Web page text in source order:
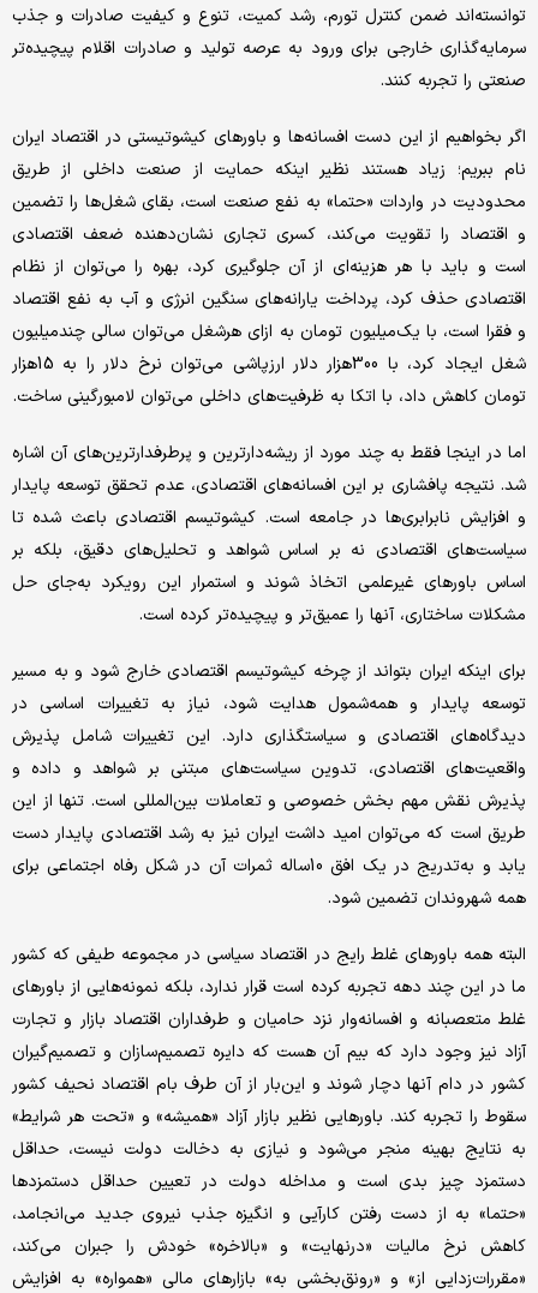
توانسته‌اند ضمن کنترل تورم، رشد کمیت، تنوع و کیفیت صادرات و جذب
سرمایه‌گذاری خارجی برای ورود به عرصه‌ تولید و صادرات اقلام پیچیده‌تر
صنعتی را تجربه کنند.
اگر بخواهیم از این دست افسانه‌ها و باورهای کیشوتیستی در اقتصاد ایران
نام ببریم؛ زیاد هستند نظیر اینکه حمایت‌ از صنعت داخلی از طریق
محدودیت در واردات «حتما» به نفع صنعت است، بقای شغل‌ها را تضمین
و اقتصاد را تقویت می‌کند، کسری تجاری نشان‌دهنده‌ ضعف اقتصادی
است و باید با هر هزینه‌ای از آن جلوگیری کرد، بهره را می‌توان از نظام
اقتصادی حذف کرد، پرداخت یارانه‌های سنگین انرژی و آب به نفع اقتصاد
و فقرا است، با یک‌میلیون تومان به ازای هرشغل می‌توان سالی چند‌میلیون
شغل ایجاد کرد، با 300هزار دلار ارزپاشی می‌توان نرخ دلار را به 15هزار
تومان کاهش داد، با اتکا به ظرفیت‌های داخلی می‌توان لامبورگینی ساخت.
اما در اینجا فقط به چند مورد از ریشه‌دارترین و پرطرفدارترین‌های آن اشاره
شد. نتیجه‌ پافشاری بر این افسانه‌های اقتصادی، عدم تحقق توسعه پایدار
و افزایش نابرابری‌ها در جامعه است. کیشوتیسم اقتصادی باعث شده تا
سیاست‌های اقتصادی نه بر اساس شواهد و تحلیل‌های دقیق، بلکه بر
اساس باورهای غیرعلمی اتخاذ شوند و استمرار این رویکرد به‌جای حل
مشکلات ساختاری، آنها را عمیق‌تر و پیچیده‌تر کرده است.
برای اینکه ایران بتواند از چرخه‌ کیشوتیسم اقتصادی خارج شود و به مسیر
توسعه پایدار و همه‌شمول هدایت شود، نیاز به تغییرات اساسی در
دیدگاه‌های اقتصادی و سیاستگذاری دارد. این تغییرات شامل پذیرش
واقعیت‌های اقتصادی، تدوین سیاست‌های مبتنی بر شواهد و داده‌ و
پذیرش نقش مهم بخش خصوصی و تعاملات بین‌المللی است. تنها از این
طریق است که می‌توان امید داشت ایران نیز به رشد اقتصادی پایدار دست
یابد و به‌تدریج در یک افق 10ساله ثمرات آن در شکل رفاه اجتماعی برای
همه‌ شهروندان تضمین شود.
البته همه‌ باورهای غلط رایج در اقتصاد سیاسی در مجموعه طیفی که کشور
ما در این چند دهه تجربه کرده است قرار ندارد، بلکه نمونه‌هایی از باورهای
غلط متعصبانه و افسانه‌وار نزد حامیان و طرفداران اقتصاد بازار و تجارت
آزاد نیز وجود دارد که بیم آن هست که دایره‌ تصمیم‌سازان و تصمیم‌گیران
کشور در دام آنها دچار شوند و این‌بار از آن طرف بام اقتصاد نحیف کشور
سقوط را تجربه کند. باورهایی نظیر بازار آزاد «همیشه» و «تحت هر شرایط»
به نتایج بهینه منجر می‌شود و نیازی به دخالت دولت نیست، حداقل
دستمزد چیز بدی است و مداخله دولت در تعیین حداقل دستمزدها
«حتما» به از دست رفتن کارآیی و انگیزه جذب نیروی جدید می‌انجامد،
کاهش نرخ مالیات «درنهایت» و «بالاخره» خودش را جبران می‌کند،
«مقررات‌زدایی از» و «رونق‌بخشی به» بازارهای مالی «همواره» به افزایش